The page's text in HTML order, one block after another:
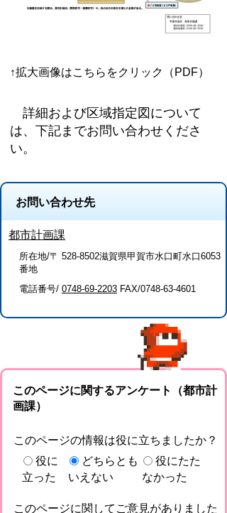
↑拡大画像はこちらをクリック（PDF）
詳細および区域指定図について
は、下記までお問い合わせくださ
い。
お問い合わせ先
都市計画課
所在地/〒 528-8502滋賀県甲賀市水口町水口6053
番地
電話番号/ 0748-69-2203 FAX/0748-63-4601
このページに関するアンケート（都市計
画課）
このページの情報は役に立ちましたか？
役に
立った
どちらとも
いえない
役にたた
なかった
このページに関してご意見がありました